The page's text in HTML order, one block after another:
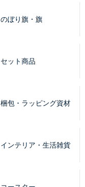
のぼり旗・旗
セット商品
梱包・ラッピング資材
インテリア・生活雑貨